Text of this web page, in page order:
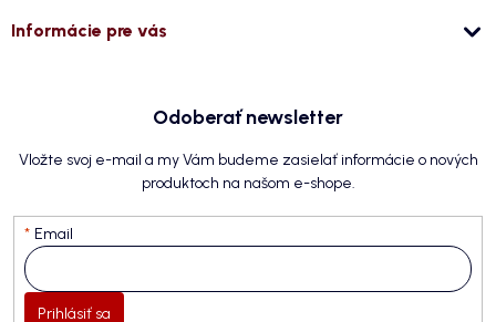
Informácie pre vás
Odoberať newsletter
Vložte svoj e-mail a my Vám budeme zasielať informácie o nových
produktoch na našom e-shope.
Email
Prihlásiť sa